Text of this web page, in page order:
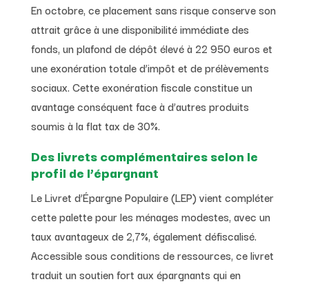
En octobre, ce placement sans risque conserve son
attrait grâce à une disponibilité immédiate des
fonds, un plafond de dépôt élevé à 22 950 euros et
une exonération totale d’impôt et de prélèvements
sociaux. Cette exonération fiscale constitue un
avantage conséquent face à d’autres produits
soumis à la flat tax de 30%.
Des livrets complémentaires selon le
profil de l’épargnant
Le Livret d’Épargne Populaire (LEP) vient compléter
cette palette pour les ménages modestes, avec un
taux avantageux de 2,7%, également défiscalisé.
Accessible sous conditions de ressources, ce livret
traduit un soutien fort aux épargnants qui en